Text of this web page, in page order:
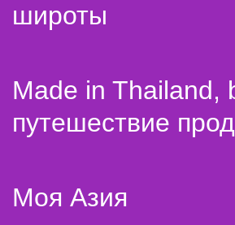
широты
Made in Thailand,
путешествие
Моя Азия